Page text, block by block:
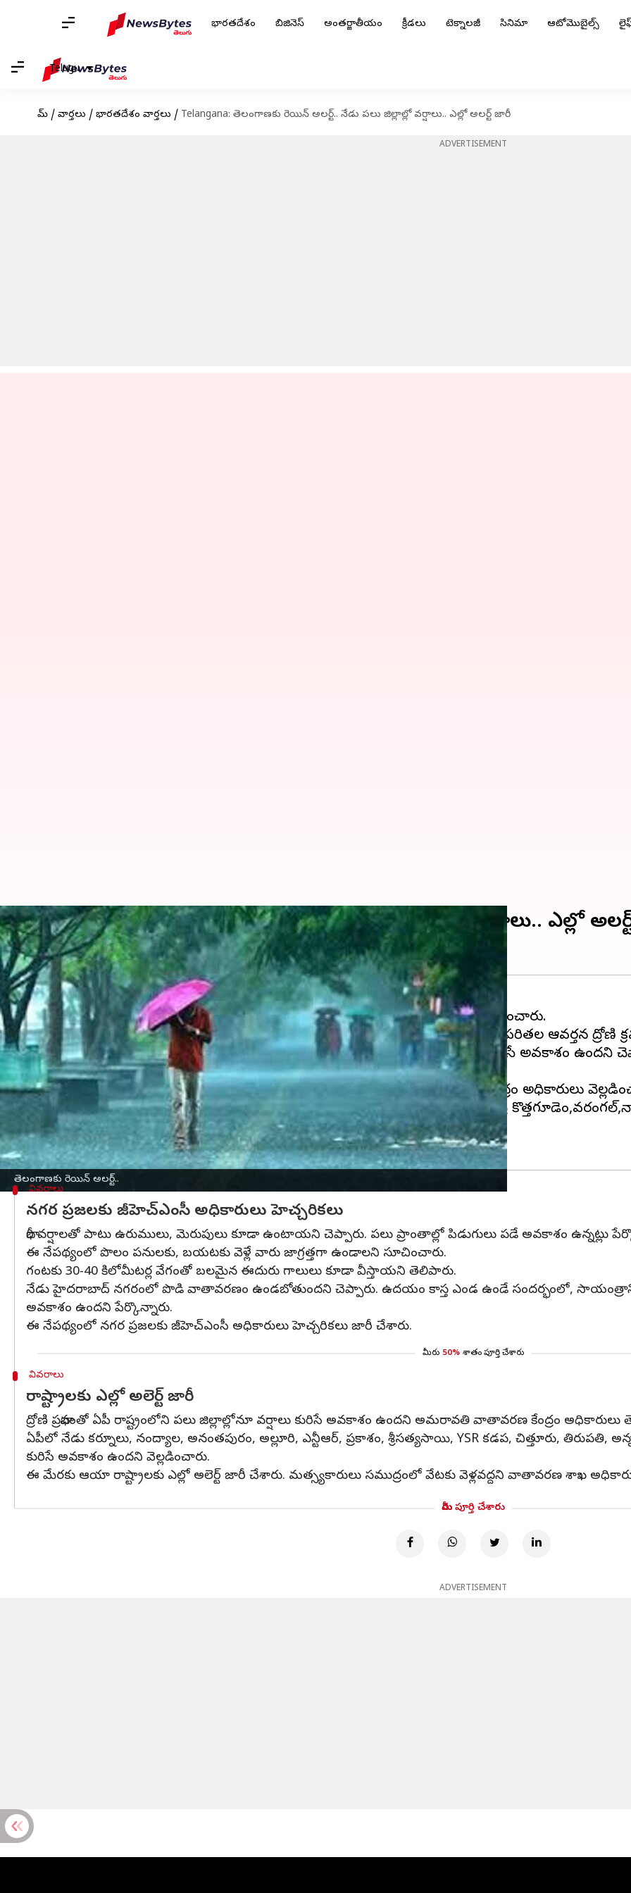
భారతదేశం బిజినెస్ అంతర్జాతీయం క్రీడలు టెక్నాలజీ సినిమా ఆటోమొబైల్స్
Telugu
హోమ్ / వార్తలు / భారతదేశం వార్తలు / Telangana: తెలంగాణకు రెయిన్ అలర్ట్.. నేడు పలు జిల్లాల్లో వర్షాలు.. ఎల్లో అలర్ట్ జారీ
ADVERTISEMENT
తెలంగాణకు రెయిన్ అలర్ట్..
Telangana: తెలంగాణకు రెయిన్ అలర్ట్.. నేడు పలు జిల్లాల్లో వర్షాలు.. ఎల్లో
వ్రాసిన వారు Sirish Praharaju Oct 10, 2024 08:53 am
ఈ వార్తాకథనం ఏంటి
తెలంగాణ లో వర్షాలపైహైదరాబాద్వాతావరణ కేంద్రం అధికారులు కీలకమైన సమాచారం వెల్లడించారు.
నేడు,రేపు రాష్ట్రంలో వర్షాలు కురిసే అవకాశముందని తెలిపారు. బంగాళాఖాతంలో ఏర్పడిన ఉపరితల ఆవర్తన ద్రోణి
ఈ ద్రోణి ప్రభావం కారణంగా రెండు తెలుగు రాష్ట్రాలలోనూ మరింత రెండు రోజులు వర్షాలు కురిసే అవకాశం ఉందని
నేడు తెలంగాణలోని పలు జిల్లాల్లో ఓ మోస్తరు వర్షానికి అవకాశం ఉన్నట్లు పేర్కొన్నారు.
కొన్ని జిల్లాల్లో అక్కడక్కడ భారీ వర్షాలు కురిసే అవకాశముందని హైదరాబాద్ వాతావరణ కేంద్రం అధికారులు
నేడు ఆదిలాబాద్,ఆసిఫాబాద్,యాదాద్రి,మహబూబాబాద్,నల్లగొండ,సూర్యాపేట,ఖమ్మం,భద్రాద్రి
గద్వాల,వికారాబాద్ జిల్లాల్లో వర్షాలకు అవకాశముందని పేర్కొన్నారు.
వివరాలు
నగర ప్రజలకు జీహెచ్‌ఎంసీ అధికారులు హెచ్చరికలు
భారీ వర్షాలతో పాటు ఉరుములు, మెరుపులు కూడా ఉంటాయని చెప్పారు. పలు ప్రాంతాల్లో పిడుగులు పడే అవకాశం ఉన్నట్లు
ఈ నేపథ్యంలో పొలం పనులకు, బయటకు వెళ్లే వారు జాగ్రత్తగా ఉండాలని సూచించారు.
గంటకు 30-40 కిలోమీటర్ల వేగంతో బలమైన ఈదురు గాలులు కూడా వీస్తాయని తెలిపారు.
నేడు హైదరాబాద్ నగరంలో పొడి వాతావరణం ఉండబోతుందని చెప్పారు. ఉదయం కాస్త ఎండ ఉండే సందర్భంలో, సాయంత్రానికి
అవకాశం ఉందని పేర్కొన్నారు.
ఈ నేపథ్యంలో నగర ప్రజలకు జీహెచ్‌ఎంసీ అధికారులు హెచ్చరికలు జారీ చేశారు.
మీరు 50% శాతం పూర్తి చేశారు
వివరాలు
రాష్ట్రాలకు ఎల్లో అలెర్ట్ జారీ
ద్రోణి ప్రభావంతో ఏపీ రాష్ట్రంలోని పలు జిల్లాల్లోనూ వర్షాలు కురిసే అవకాశం ఉందని అమరావతి వాతావరణ కేంద్రం అధికారులు
ఏపీలో నేడు కర్నూలు, నంద్యాల, అనంతపురం, అల్లూరి, ఎన్టీఆర్, ప్రకాశం, శ్రీసత్యసాయి, YSR కడప, చిత్తూరు, తిరుపతి,
కురిసే అవకాశం ఉందని వెల్లడించారు.
ఈ మేరకు ఆయా రాష్ట్రాలకు ఎల్లో అలెర్ట్ జారీ చేశారు. మత్స్యకారులు సముద్రంలో వేటకు వెళ్లవద్దని వాతావరణ శాఖ
మీరు పూర్తి చేశారు
ADVERTISEMENT